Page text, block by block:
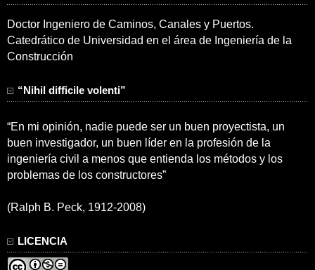
Doctor Ingeniero de Caminos, Canales y Puertos.
Catedrático de Universidad en el área de Ingeniería de la
Construcción
“Nihil difficile volenti”
“En mi opinión, nadie puede ser un buen proyectista, un
buen investigador, un buen líder en la profesión de la
ingeniería civil a menos que entienda los métodos y los
problemas de los constructores”
(Ralph B. Peck, 1912-2008)
LICENCIA